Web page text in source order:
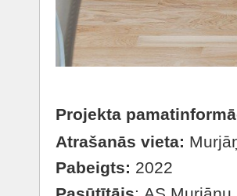
Projekta
Atrašanās vieta:
Pabeigts: 2022